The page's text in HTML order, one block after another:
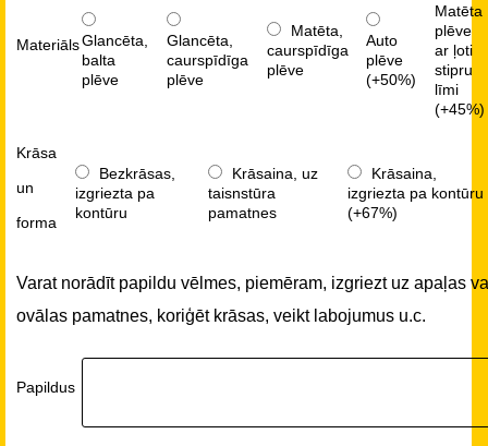
MateriālsGlancēta,
balta
plēve
Glancēta,
caurspīdīga
plēve
Matēta,
caurspīdīga
plēve
Auto
plēve
(+50%)
Matēta
plēve
ar ļoti
stipru
līmi
(+45%)
Krāsa
un
forma
Bezkrāsas,
izgriezta pa
kontūru
Krāsaina, uz
taisnstūra
pamatnes
Krāsaina,
izgriezta pa kontūru
(+67%)
Varat norādīt papildu vēlmes, piemēram, izgriezt uz apaļas
ovālas pamatnes, koriģēt krāsas, veikt labojumus u.c.
Papildus